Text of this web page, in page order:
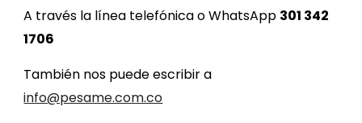
A través la línea telefónica o WhatsApp 301 342
1706
También nos puede escribir a
info@pesame.com.co